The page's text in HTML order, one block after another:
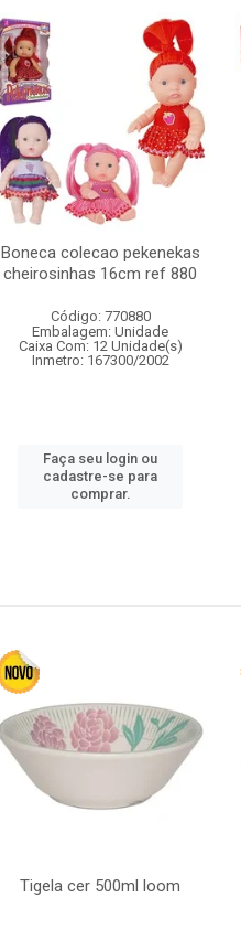
Boneca colecao pekenekas
cheirosinhas 16cm ref 880
Código: 770880
Embalagem: Unidade
Caixa Com: 12 Unidade(s)
Inmetro: 167300/2002
Faça seu login ou
cadastre-se para
comprar.
Tigela cer 500ml loom